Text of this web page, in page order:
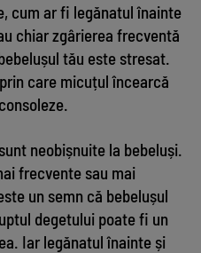
cum ar fi legănatul înainte
chiar zgârierea frecventă
tău este stresat.
care micuțul încearcă
neobișnuite la bebeluși.
frecvente sau mai
un semn că bebelușul
degetului poate fi un
Iar legănatul înainte și